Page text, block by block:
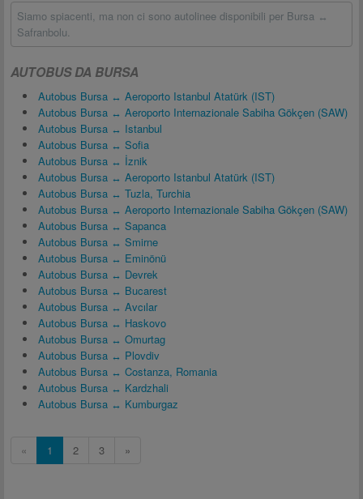
Siamo spiacenti, ma non ci sono autolinee disponibili per Bursa ↔
Safranbolu.
AUTOBUS DA BURSA
Autobus Bursa ↔ Aeroporto Istanbul Atatürk (IST)
Autobus Bursa ↔ Aeroporto Internazionale Sabiha Gökçen (SAW)
Autobus Bursa ↔ Istanbul
Autobus Bursa ↔ Sofia
Autobus Bursa ↔ İznik
Autobus Bursa ↔ Aeroporto Istanbul Atatürk (IST)
Autobus Bursa ↔ Tuzla, Turchia
Autobus Bursa ↔ Aeroporto Internazionale Sabiha Gökçen (SAW)
Autobus Bursa ↔ Sapanca
Autobus Bursa ↔ Smirne
Autobus Bursa ↔ Eminönü
Autobus Bursa ↔ Devrek
Autobus Bursa ↔ Bucarest
Autobus Bursa ↔ Avcılar
Autobus Bursa ↔ Haskovo
Autobus Bursa ↔ Omurtag
Autobus Bursa ↔ Plovdiv
Autobus Bursa ↔ Costanza, Romania
Autobus Bursa ↔ Kardzhali
Autobus Bursa ↔ Kumburgaz
« 1 2 3 »